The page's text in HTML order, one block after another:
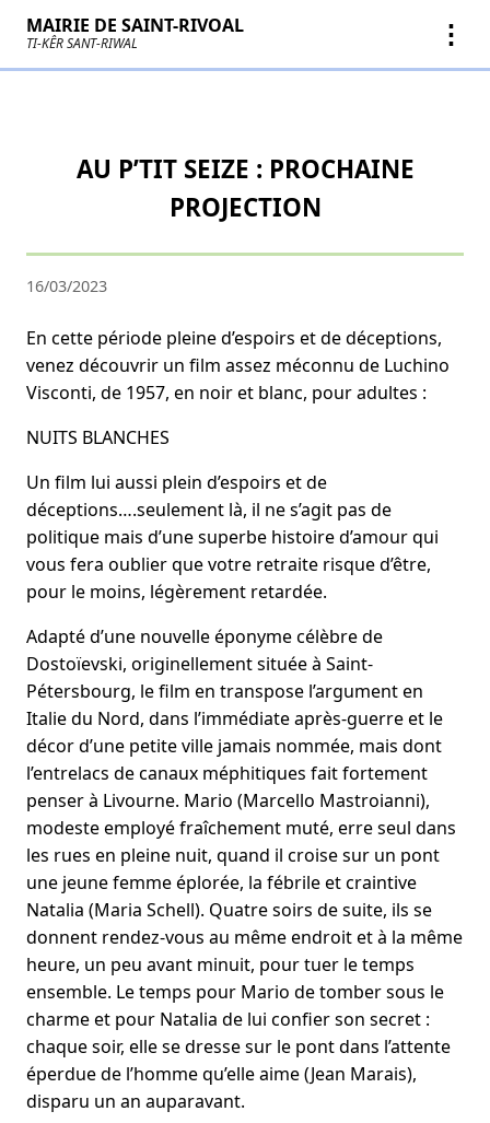
MAIRIE DE SAINT-RIVOAL
TI-KÊR SANT-RIWAL ⋮
AU P’TIT SEIZE : PROCHAINE
PROJECTION
16/03/2023
En cette période pleine d’espoirs et de déceptions,
venez découvrir un film assez méconnu de Luchino
Visconti, de 1957, en noir et blanc, pour adultes :
NUITS BLANCHES
Un film lui aussi plein d’espoirs et de
déceptions….seulement là, il ne s’agit pas de
politique mais d’une superbe histoire d’amour qui
vous fera oublier que votre retraite risque d’être,
pour le moins, légèrement retardée.
Adapté d’une nouvelle éponyme célèbre de
Dostoïevski, originellement située à Saint-
Pétersbourg, le film en transpose l’argument en
Italie du Nord, dans l’immédiate après-guerre et le
décor d’une petite ville jamais nommée, mais dont
l’entrelacs de canaux méphitiques fait fortement
penser à Livourne. Mario (Marcello Mastroianni),
modeste employé fraîchement muté, erre seul dans
les rues en pleine nuit, quand il croise sur un pont
une jeune femme éplorée, la fébrile et craintive
Natalia (Maria Schell). Quatre soirs de suite, ils se
donnent rendez-vous au même endroit et à la même
heure, un peu avant minuit, pour tuer le temps
ensemble. Le temps pour Mario de tomber sous le
charme et pour Natalia de lui confier son secret :
chaque soir, elle se dresse sur le pont dans l’attente
éperdue de l’homme qu’elle aime (Jean Marais),
disparu un an auparavant.